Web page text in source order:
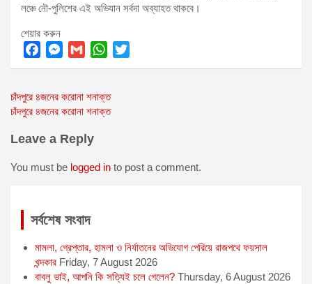
লঞ্চে নৌ-পুলিশের এই অভিযান সর্বদা অব্যাহত থাকবে।
শেয়ার করুন
F
c
e
o
M
s
s
g
G
a
i
W
a
t
p
T
r
Post
navigation
চাঁদপুরে ৪জনের করোনা শনাক্ত
চাঁদপুরে ৪জনের করোনা শনাক্ত
Leave a Reply
You must be logged in to post a comment.
সর্বশেষ সংবাদ
মামলা, গ্রেপ্তার, হামলা ও নির্যাতনের অভিযোগ পেরিয়ে রাজপথে ফয়সাল
খন্দকার Friday, 7 August 2026
বাবলু ভাই, আপনি কি সত্যিই চলে গেলেন? Thursday, 6 August 2026